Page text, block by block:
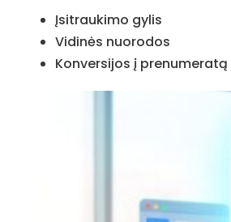
Įsitraukimo gylis
Vidinės nuorodos
Konversijos į prenumeratą